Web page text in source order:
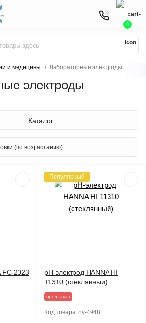
0
и медицины Лабораторные электроды
электроды
Каталог
FC 2023
Популярный
pH-электрод HANNA HI
11310 (стеклянный)
предзаказ
Код товара: nv-4948